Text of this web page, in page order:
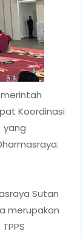
Koordinasi
yang
Sutan
merupakan